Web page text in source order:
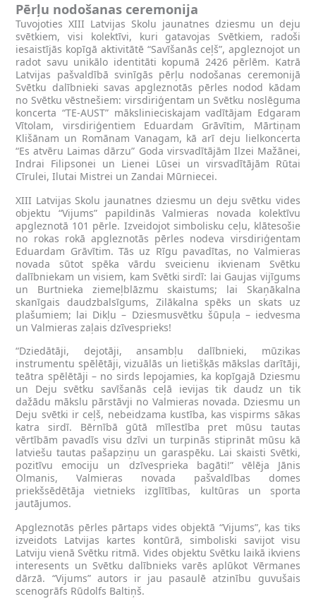
Pērļu nodošanas ceremonija
Tuvojoties XIII Latvijas Skolu jaunatnes dziesmu un deju
svētkiem, visi kolektīvi, kuri gatavojas Svētkiem, radoši
iesaistījās kopīgā aktivitātē “Savīšanās ceļš”, apgleznojot un
radot savu unikālo identitāti kopumā 2426 pērlēm. Katrā
Latvijas pašvaldībā svinīgās pērļu nodošanas ceremonijā
Svētku dalībnieki savas apgleznotās pērles nodod kādam
no Svētku vēstnešiem: virsdiriģentam un Svētku noslēguma
koncerta “TE-AUST” mākslinieciskajam vadītājam Edgaram
Vītolam, virsdiriģentiem Eduardam Grāvītim, Mārtiņam
Klišānam un Romānam Vanagam, kā arī deju lielkoncerta
“Es atvēru Laimas dārzu” Goda virsvadītājām Ilzei Mažānei,
Indrai Filipsonei un Lienei Lūsei un virsvadītājām Rūtai
Cīrulei, Ilutai Mistrei un Zandai Mūrniecei.
XIII Latvijas Skolu jaunatnes dziesmu un deju svētku vides
objektu “Vijums” papildinās Valmieras novada kolektīvu
apgleznotā 101 pērle. Izveidojot simbolisku ceļu, klātesošie
no rokas rokā apgleznotās pērles nodeva virsdiriģentam
Eduardam Grāvītim. Tās uz Rīgu pavadītas, no Valmieras
novada sūtot spēka vārdu sveicienu ikvienam Svētku
dalībniekam un visiem, kam Svētki sirdī: lai Gaujas vijīgums
un Burtnieka ziemeļblāzmu skaistums; lai Skaņākalna
skanīgais daudzbalsīgums, Zilākalna spēks un skats uz
plašumiem; lai Dikļu – Dziesmusvētku šūpuļa – iedvesma
un Valmieras zaļais dzīvesprieks!
“Dziedātāji, dejotāji, ansambļu dalībnieki, mūzikas
instrumentu spēlētāji, vizuālās un lietišķās mākslas darītāji,
teātra spēlētāji – no sirds lepojamies, ka kopīgajā Dziesmu
un Deju svētku savīšanās ceļā ievijas tik daudz un tik
dažādu mākslu pārstāvji no Valmieras novada. Dziesmu un
Deju svētki ir ceļš, nebeidzama kustība, kas vispirms sākas
katra sirdī. Bērnībā gūtā mīlestība pret mūsu tautas
vērtībām pavadīs visu dzīvi un turpinās stiprināt mūsu kā
latviešu tautas pašapziņu un garaspēku. Lai skaisti Svētki,
pozitīvu emociju un dzīvesprieka bagāti!” vēlēja Jānis
Olmanis, Valmieras novada pašvaldības domes
priekšsēdētāja vietnieks izglītības, kultūras un sporta
jautājumos.
Apgleznotās pērles pārtaps vides objektā “Vijums”, kas tiks
izveidots Latvijas kartes kontūrā, simboliski savijot visu
Latviju vienā Svētku ritmā. Vides objektu Svētku laikā ikviens
interesents un Svētku dalībnieks varēs aplūkot Vērmanes
dārzā. “Vijums” autors ir jau pasaulē atzinību guvušais
scenogrāfs Rūdolfs Baltiņš.